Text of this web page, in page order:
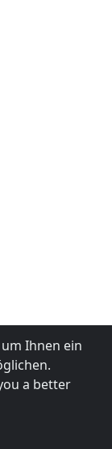
Ihnen ein
a better